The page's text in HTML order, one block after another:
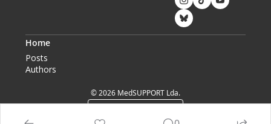
Home
Posts
Authors
© 2026 MedSUPPORT Lda.